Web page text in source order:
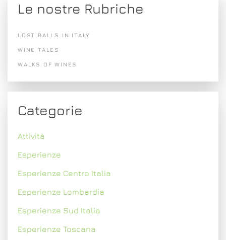
Le nostre Rubriche
LOST BALLS IN ITALY
WINE TALES
WALKS OF WINES
Categorie
Attività
Esperienze
Esperienze Centro Italia
Esperienze Lombardia
Esperienze Sud Italia
Esperienze Toscana